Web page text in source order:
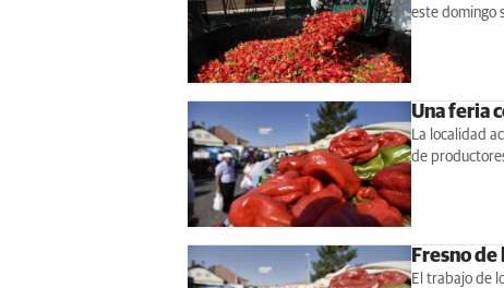
este domingo
Una feria
La localidad
de
Fresno
El trabajo de